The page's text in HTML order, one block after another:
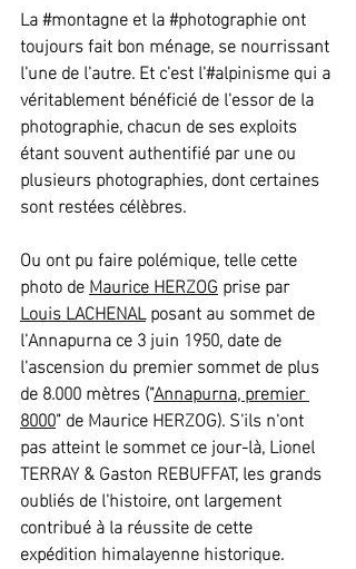
La #montagne et la #photographie ont
toujours fait bon ménage, se nourrissant
l'une de l'autre. Et c'est l'#alpinisme qui a
véritablement bénéficié de l'essor de la
photographie, chacun de ses exploits
étant souvent authentifié par une ou
plusieurs photographies, dont certaines
sont restées célèbres.
Ou ont pu faire polémique, telle cette
photo de Maurice HERZOG prise par
Louis LACHENAL posant au sommet de
l'Annapurna ce 3 juin 1950, date de
l'ascension du premier sommet de plus
de 8.000 mètres ("Annapurna, premier
8000" de Maurice HERZOG). S'ils n'ont
pas atteint le sommet ce jour-là, Lionel
TERRAY & Gaston REBUFFAT, les grands
oubliés de l'histoire, ont largement
contribué à la réussite de cette
expédition himalayenne historique.